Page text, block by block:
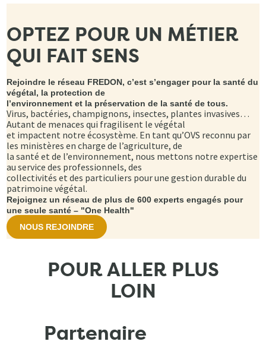
OPTEZ POUR UN MÉTIER
QUI FAIT SENS
Rejoindre le réseau FREDON, c’est s’engager pour la santé du
végétal, la protection de
l’environnement et la préservation de la santé de tous.
Virus, bactéries, champignons, insectes, plantes invasives…
Autant de menaces qui fragilisent le végétal
et impactent notre écosystème. En tant qu’OVS reconnu par
les ministères en charge de l’agriculture, de
la santé et de l’environnement, nous mettons notre expertise
au service des professionnels, des
collectivités et des particuliers pour une gestion durable du
patrimoine végétal.
Rejoignez un réseau de plus de 600 experts engagés pour
une seule santé – "One Health"
NOUS REJOINDRE
POUR ALLER PLUS
LOIN
Partenaire